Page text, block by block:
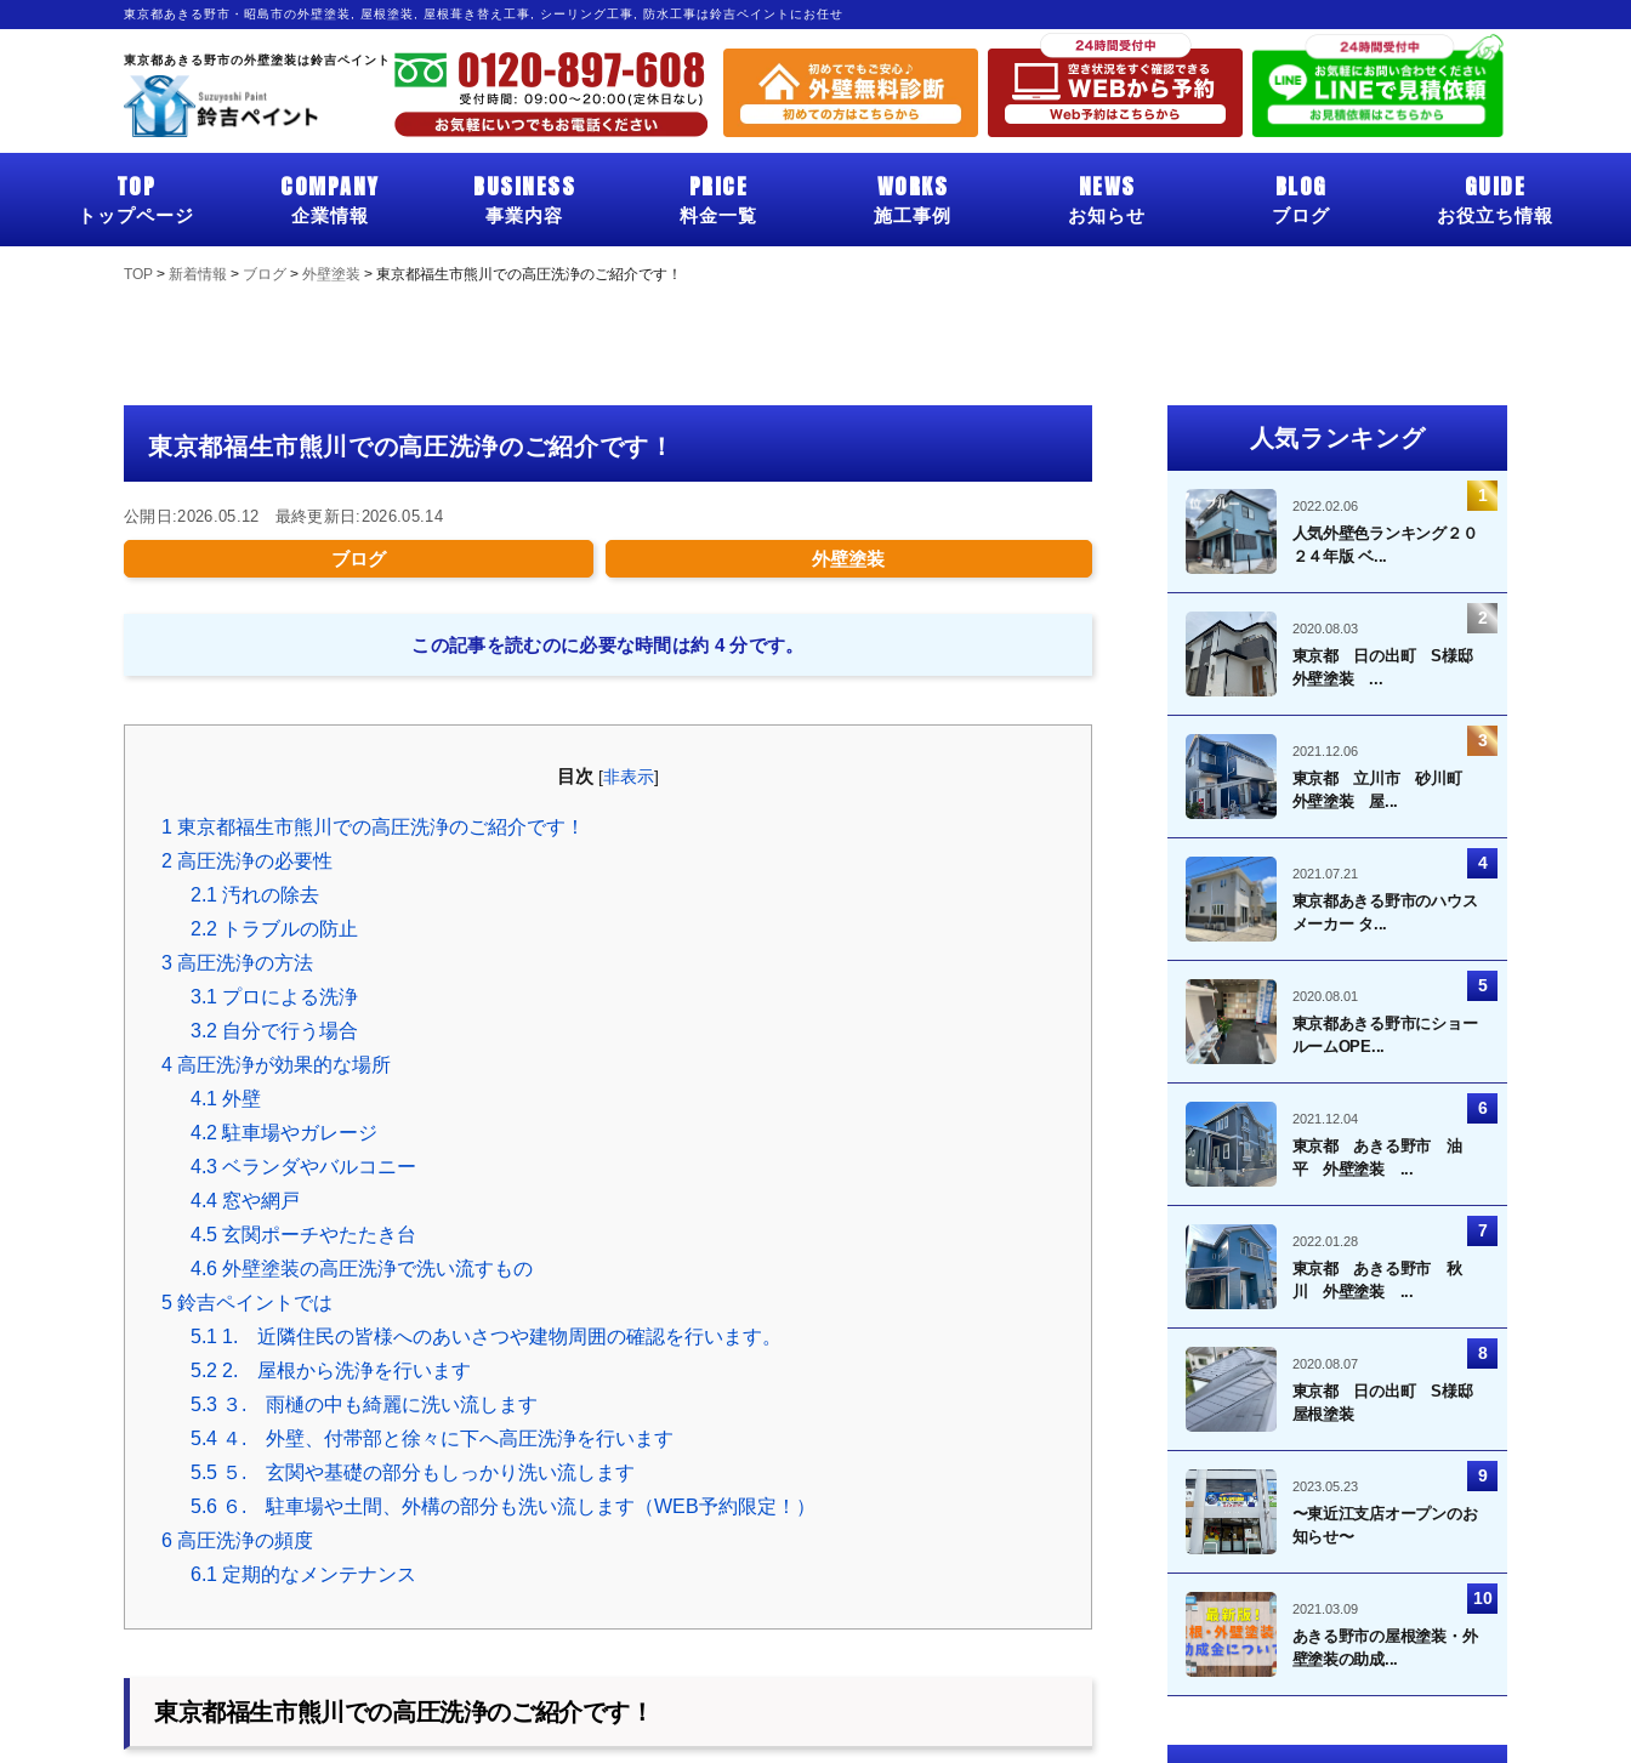
東京都あきる野市・昭島市の外壁塗装, 屋根塗装, 屋根葺き替え工事, シーリング工事, 防水工事は鈴吉ペイントにお任せ
東京都あきる野市の外壁塗装は鈴吉ペイント
TOP
トップページ
COMPANY
企業情報
BUSINESS
事業内容
PRICE
料金一覧
WORKS
施工事例
NEWS
お知らせ
BLOG
ブログ
GUIDE
お役立ち情報
TOP > 新着情報 > ブログ > 外壁塗装 > 東京都福生市熊川での高圧洗浄のご紹介です！
東京都福生市熊川での高圧洗浄のご紹介です！
公開日:2026.05.12 最終更新日:2026.05.14
ブログ 外壁塗装
この記事を読むのに必要な時間は約 4 分です。
目次 [非表示]
1 東京都福生市熊川での高圧洗浄のご紹介です！
2 高圧洗浄の必要性
2.1 汚れの除去
2.2 トラブルの防止
3 高圧洗浄の方法
3.1 プロによる洗浄
3.2 自分で行う場合
4 高圧洗浄が効果的な場所
4.1 外壁
4.2 駐車場やガレージ
4.3 ベランダやバルコニー
4.4 窓や網戸
4.5 玄関ポーチやたたき台
4.6 外壁塗装の高圧洗浄で洗い流すもの
5 鈴吉ペイントでは
5.1 1. 近隣住民の皆様へのあいさつや建物周囲の確認を行います。
5.2 2. 屋根から洗浄を行います
5.3 ３. 雨樋の中も綺麗に洗い流します
5.4 ４. 外壁、付帯部と徐々に下へ高圧洗浄を行います
5.5 ５. 玄関や基礎の部分もしっかり洗い流します
5.6 ６. 駐車場や土間、外構の部分も洗い流します（WEB予約限定！）
6 高圧洗浄の頻度
6.1 定期的なメンテナンス
東京都福生市熊川での高圧洗浄のご紹介です！
人気ランキング
2022.02.06
人気外壁色ランキング２０
２４年版 ベ...
2020.08.03
東京都 日の出町 S様邸
外壁塗装 ...
2021.12.06
東京都 立川市 砂川町
外壁塗装 屋...
2021.07.21
東京都あきる野市のハウス
メーカー タ...
2020.08.01
東京都あきる野市にショー
ルームOPE...
2021.12.04
東京都 あきる野市 油
平 外壁塗装 ...
2022.01.28
東京都 あきる野市 秋
川 外壁塗装 ...
2020.08.07
東京都 日の出町 S様邸
屋根塗装
2023.05.23
〜東近江支店オープンのお
知らせ〜
2021.03.09
あきる野市の屋根塗装・外
壁塗装の助成...